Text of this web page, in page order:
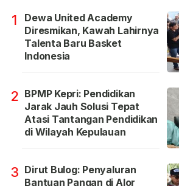
1
Dewa United Academy
Diresmikan, Kawah Lahirnya
Talenta Baru Basket
Indonesia
2 BPMP Kepri: Pendidikan
Jarak Jauh Solusi Tepat
Atasi Tantangan Pendidikan
di Wilayah Kepulauan
3 Dirut Bulog: Penyaluran
Bantuan Pangan di Alor